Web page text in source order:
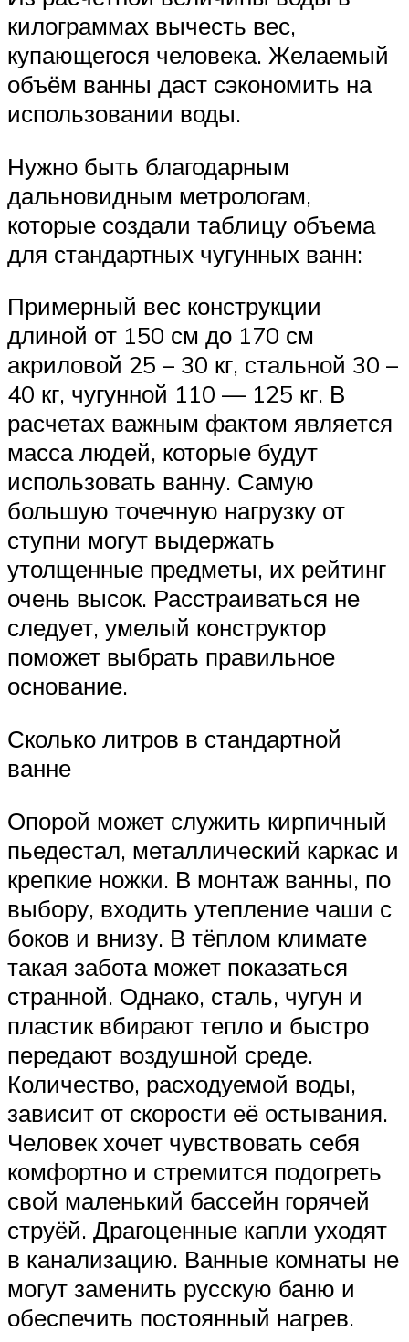
килограммах вычесть вес,
купающегося человека. Желаемый
объём ванны даст сэкономить на
использовании воды.
Нужно быть благодарным
дальновидным метрологам,
которые создали таблицу объема
для стандартных чугунных ванн:
Примерный вес конструкции
длиной от 150 см до 170 см
акриловой 25 – 30 кг, стальной 30 –
40 кг, чугунной 110 — 125 кг. В
расчетах важным фактом является
масса людей, которые будут
использовать ванну. Самую
большую точечную нагрузку от
ступни могут выдержать
утолщенные предметы, их рейтинг
очень высок. Расстраиваться не
следует, умелый конструктор
поможет выбрать правильное
основание.
Сколько литров в стандартной
ванне
Опорой может служить кирпичный
пьедестал, металлический каркас и
крепкие ножки. В монтаж ванны, по
выбору, входить утепление чаши с
боков и внизу. В тёплом климате
такая забота может показаться
странной. Однако, сталь, чугун и
пластик вбирают тепло и быстро
передают воздушной среде.
Количество, расходуемой воды,
зависит от скорости её остывания.
Человек хочет чувствовать себя
комфортно и стремится подогреть
свой маленький бассейн горячей
струёй. Драгоценные капли уходят
в канализацию. Ванные комнаты не
могут заменить русскую баню и
обеспечить постоянный нагрев.